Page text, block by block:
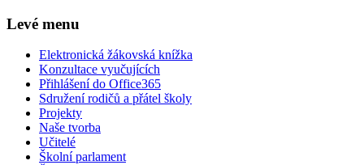
Levé menu
Elektronická žákovská knížka
Konzultace vyučujících
Přihlášení do Office365
Sdružení rodičů a přátel školy
Projekty
Naše tvorba
Učitelé
Školní parlament